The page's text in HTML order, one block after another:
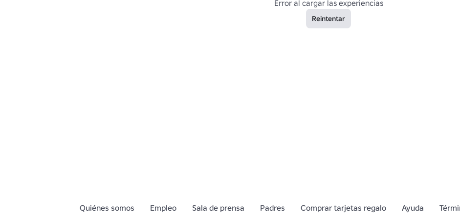
Error al cargar las experiencias
Reintentar
Quiénes somos Empleo Sala de prensa Padres Comprar tarjetas regalo Ayuda